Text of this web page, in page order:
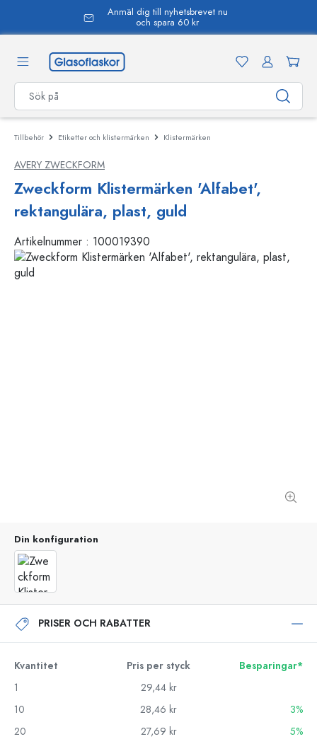
Anmäl dig till nyhetsbrevet nu
och spara 60 kr
Tillbehör Etiketter och klistermärken Klistermärken
AVERY ZWECKFORM
Zweckform Klistermärken 'Alfabet',
rektangulära, plast, guld
Artikelnummer : 100019390
Din konfiguration
PRISER OCH RABATTER
Kvantitet Pris per styck
Besparingar*
1
29,44 kr
10
28,46 kr
3%
20
27,69 kr
5%